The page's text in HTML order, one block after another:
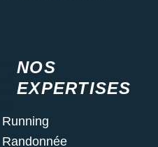
NOS
EXPERTISES
Running
Randonnée